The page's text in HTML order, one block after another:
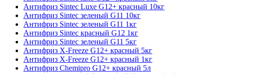
Антифриз Sintec Luxe G12+ красный 10кг
Антифриз Sintec зеленый G11 10кг
Антифриз Sintec зеленый G11 1кг
Антифриз Sintec красный G12 1кг
Антифриз Sintec зеленый G11 5кг
Антифриз X-Freeze G12+ красный 5кг
Антифриз X-Freeze G12+ красный 1кг
Антифриз Chemipro G12+ красный 5л